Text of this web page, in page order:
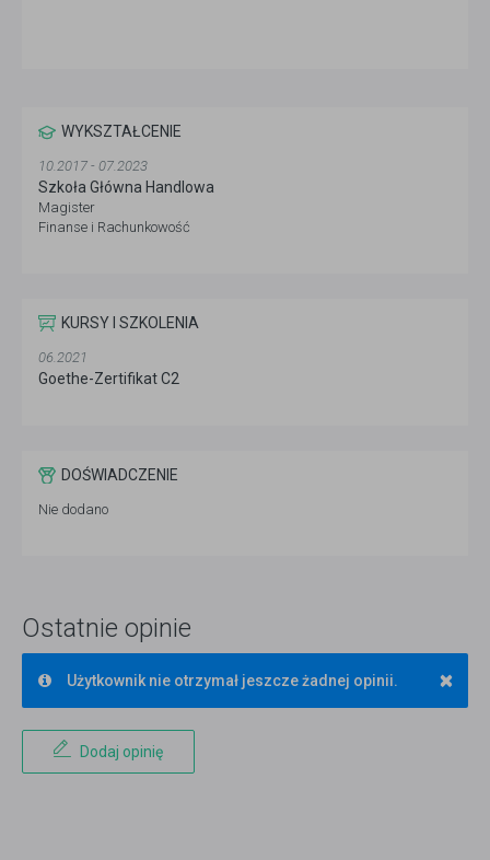
WYKSZTAŁCENIE
10.2017 - 07.2023
Szkoła Główna Handlowa
Magister
Finanse i Rachunkowość
KURSY I SZKOLENIA
06.2021
Goethe-Zertifikat C2
DOŚWIADCZENIE
Nie dodano
Ostatnie opinie
×
Użytkownik nie otrzymał jeszcze żadnej opinii.
Dodaj opinię